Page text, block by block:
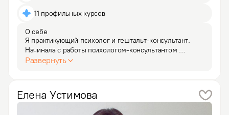
11 профильных курсов
О себе
Я практикующий психолог и гештальт-консультант.
Начинала с работы психологом-консультантом
на кризисной линии психологической помощи АНО
Развернуть
Елена Устимова